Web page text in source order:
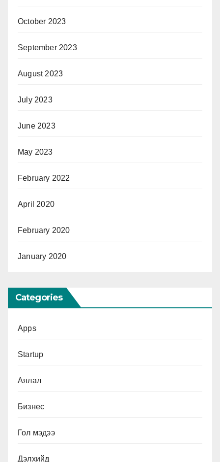
October 2023
September 2023
August 2023
July 2023
June 2023
May 2023
February 2022
April 2020
February 2020
January 2020
Categories
Apps
Startup
Аялал
Бизнес
Гол мэдээ
Дэлхийд